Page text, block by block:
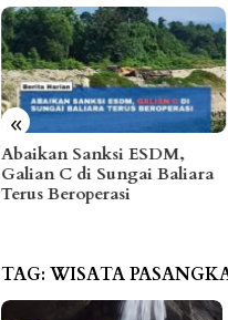
«
Abaikan Sanksi ESDM,
Galian C di Sungai Baliara
Terus Beroperasi
TAG: WISATA